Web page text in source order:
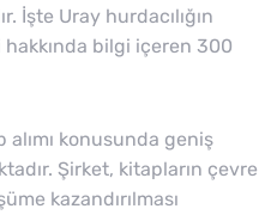
İşte Uray hurdacılığın
hakkında bilgi içeren 300
alımı konusunda geniş
Şirket, kitapların çevre
kazandırılması